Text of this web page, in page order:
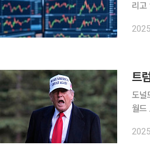
리고
도널
월드